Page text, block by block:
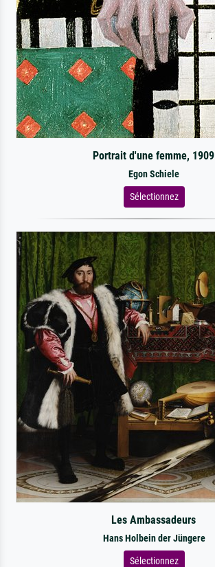
Portrait d'une femme, 1909
Egon Schiele
Sélectionnez
Les Ambassadeurs
Hans Holbein der Jüngere
Sélectionnez